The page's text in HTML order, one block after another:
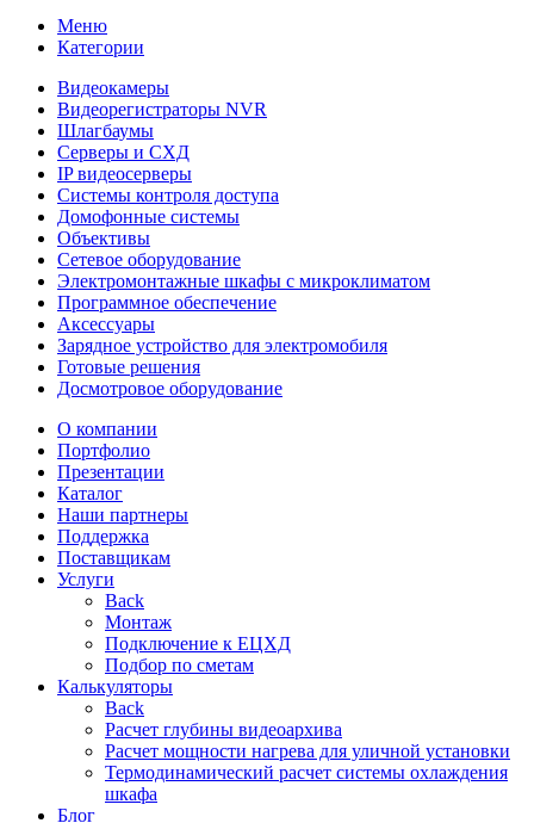
Меню
Категории
Видеокамеры
Видеорегистраторы NVR
Шлагбаумы
Серверы и СХД
IP видеосерверы
Системы контроля доступа
Домофонные системы
Объективы
Сетевое оборудование
Электромонтажные шкафы с микроклиматом
Программное обеспечение
Аксессуары
Зарядное устройство для электромобиля
Готовые решения
Досмотровое оборудование
О компании
Портфолио
Презентации
Каталог
Наши партнеры
Поддержка
Поставщикам
Услуги
Back
Монтаж
Подключение к ЕЦХД
Подбор по сметам
Калькуляторы
Back
Расчет глубины видеоархива
Расчет мощности нагрева для уличной установки
Термодинамический расчет системы охлаждения
шкафа
Блог